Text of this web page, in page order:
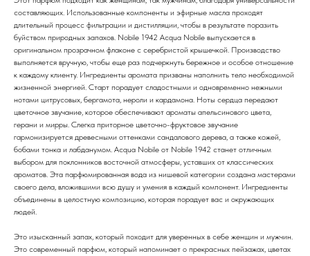
составляющих. Использованные компоненты и эфирные масла проходят
длительный процесс фильтрации и дистилляции, чтобы в результате поразить
буйством природных запахов. Nobile 1942 Acqua Nobile выпускается в
оригинальном прозрачном флаконе с серебристой крышечкой. Производство
выполняется вручную, чтобы еще раз подчеркнуть бережное и особое отношение
к каждому клиенту. Ингредиенты аромата призваны наполнить тело необходимой
жизненной энергией. Старт порадует сладостными и одновременно нежными
нотами цитрусовых, бергамота, нероли и кардамона. Ноты сердца передают
цветочное звучание, которое обеспечивают ароматы апельсинового цвета,
герани и мирры. Слегка приторное цветочно-фруктовое звучание
гармонизируется древесными оттенками сандалового дерева, а также кожей,
бобами тонка и лабданумом. Acqua Nobile от Nobile 1942 станет отличным
выбором для поклонников восточной атмосферы, уставших от классических
ароматов. Эта парфюмированная вода из нишевой категории создана мастерами
своего дела, вложившими всю душу и умения в каждый компонент. Ингредиенты
объединены в целостную композицию, которая порадует вас и окружающих
людей.
Это изысканный запах, который походит для уверенных в себе женщин и мужчин.
Это современный парфюм, который напоминает о прекрасных пейзажах, цветах